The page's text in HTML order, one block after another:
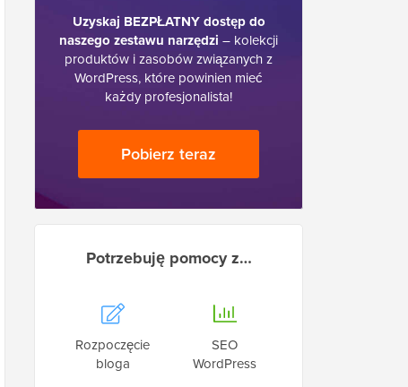
Uzyskaj BEZPŁATNY dostęp do
naszego zestawu narzędzi – kolekcji
produktów i zasobów związanych z
WordPress, które powinien mieć
każdy profesjonalista!
Pobierz teraz
Potrzebuję pomocy z…
Rozpoczęcie
bloga
SEO
WordPress